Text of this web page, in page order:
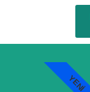
YENI